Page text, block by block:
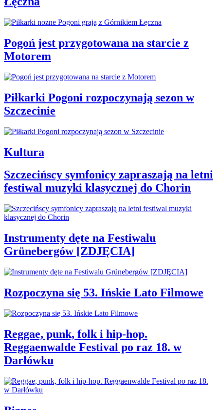
Pogoń jest przygotowana na starcie z
Motorem
Piłkarki Pogoni rozpoczynają sezon w
Szczecinie
Kultura
Szczecińscy symfonicy zapraszają na letni
festiwal muzyki klasycznej do Chorin
Instrumenty dęte na Festiwalu
Grünebergów [ZDJĘCIA]
Rozpoczyna się 53. Ińskie Lato Filmowe
Reggae, punk, folk i hip-hop.
Reggaenwalde Festival po raz 18. w
Darłówku